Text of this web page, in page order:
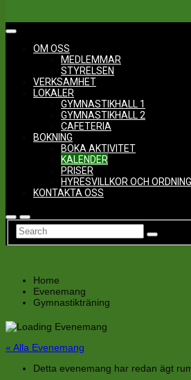
OM OSS
MEDLEMMAR
STYRELSEN
VERKSAMHET
LOKALER
GYMNASTIKHALL 1
GYMNASTIKHALL 2
CAFETERIA
BOKNING
BOKA AKTIVITET
KALENDER
PRISER
HYRESVILLKOR OCH
KONTAKTA OSS
Home
Evenemang
Gymnastikträning
« Alla Evenemang
Detta evenemang har redan ägt